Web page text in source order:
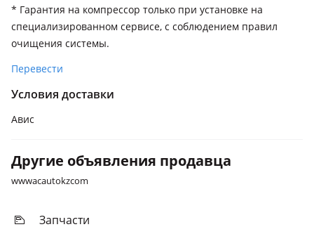
* Гарантия на компрессор только при установке на
специализированном сервисе, с соблюдением правил
очищения системы.
Перевести
Условия доставки
Авис
Другие объявления продавца
wwwacautokzcom
Запчасти